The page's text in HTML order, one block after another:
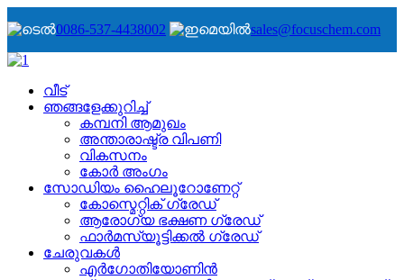
0086-537-4438002 sales@focuschem.com
വീട്
ഞങ്ങളേക്കുറിച്ച്
കമ്പനി ആമുഖം
അന്താരാഷ്ട്ര വിപണി
വികസനം
കോർ അംഗം
സോഡിയം ഹൈലൂറോണേറ്റ്
കോസ്മെറ്റിക് ഗ്രേഡ്
ആരോഗ്യ ഭക്ഷണ ഗ്രേഡ്
ഫാർമസ്യൂട്ടിക്കൽ ഗ്രേഡ്
ചേരുവകൾ
എർഗോതിയോണിൻ